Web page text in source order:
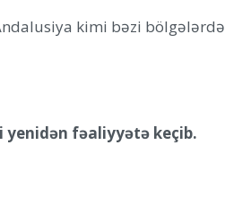
kimi bəzi bölgələrdə
yenidən fəaliyyətə keçib.